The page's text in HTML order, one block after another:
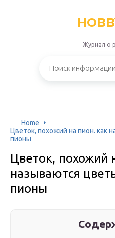
Журнал о
Home
Цветок, похожий на пион. как
пионы
Цветок, похожий
называются
пионы